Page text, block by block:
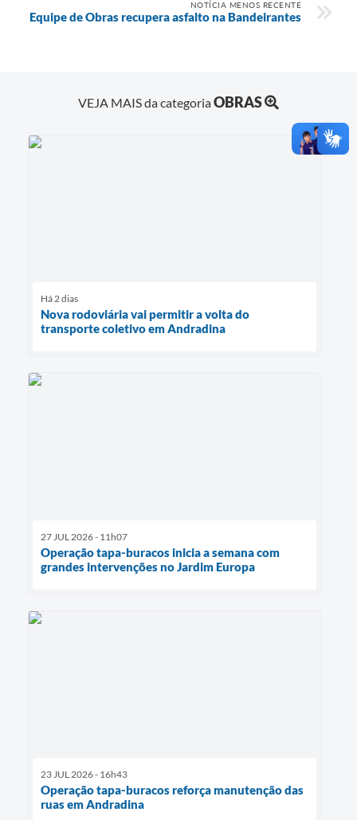
NOTÍCIA MENOS RECENTE
Equipe de Obras recupera asfalto na Bandeirantes
VEJA MAIS da categoriaOBRAS
Há 2 dias
Nova rodoviária vai permitir a volta do
transporte coletivo em Andradina
27 JUL 2026 - 11h07
Operação tapa-buracos inicia a semana com
grandes intervenções no Jardim Europa
23 JUL 2026 - 16h43
Operação tapa-buracos reforça manutenção das
ruas em Andradina